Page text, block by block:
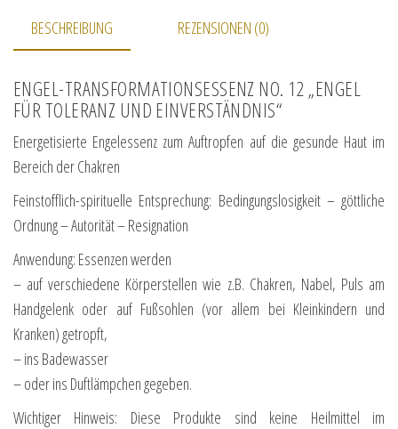
BESCHREIBUNG REZENSIONEN (0)
ENGEL-TRANSFORMATIONSESSENZ NO. 12 „ENGEL
FÜR TOLERANZ UND EINVERSTÄNDNIS“
Energetisierte Engelessenz zum Auftropfen auf die gesunde Haut im
Bereich der Chakren
Feinstofflich-spirituelle Entsprechung: Bedingungslosigkeit – göttliche
Ordnung – Autorität – Resignation
Anwendung: Essenzen werden
– auf verschiedene Körperstellen wie z.B. Chakren, Nabel, Puls am
Handgelenk oder auf Fußsohlen (vor allem bei Kleinkindern und
Kranken) getropft,
– ins Badewasser
– oder ins Duftlämpchen gegeben.
Wichtiger Hinweis: Diese Produkte sind keine Heilmittel im